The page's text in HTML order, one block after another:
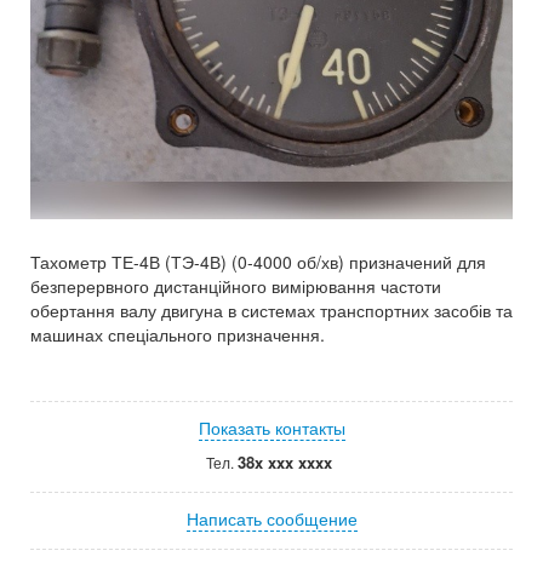
Тахометр ТЕ-4В (ТЭ-4В) (0-4000 об/хв) призначений для
безперервного дистанційного вимірювання частоти
обертання валу двигуна в системах транспортних засобів та
машинах спеціального призначення.
Показать контакты
Тел. 38x xxx xxxx
Написать сообщение